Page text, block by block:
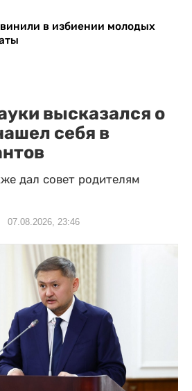
в избиении молодых
высказался о
себя в
дал совет родителям
07.08.2026, 23:46